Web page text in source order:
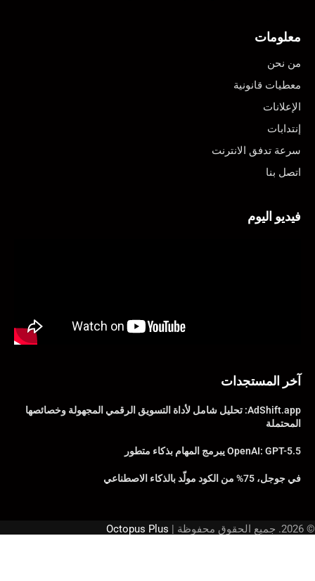
معلومات
من نحن
معطيات قانونية
الإعلانات
إنتدابات
سرعة تدفق الانترنت
اتصل بنا
فيديو اليوم
آخر المستجدات
AdShift.app: تحليل شامل لأداة التسويق الرقمي المجهولة وخصائصها
المحتملة
OpenAI: GPT-5.5 يبرمج المهام بذكاء متطور
في جوجل، 75% من الكود مولّد بالذكاء الاصطناعي
© 2026. جميع الحقوق محفوظة | Octopus Plus